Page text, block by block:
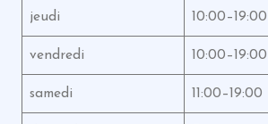
jeudi 10:00–19:00
vendredi 10:00–19:00
samedi 11:00–19:00